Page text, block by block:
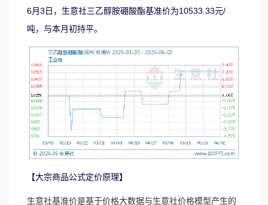
6月3日，生意社三乙醇胺硼酸酯基准价为10533.33元/
吨，与本月初持平。
【大宗商品公式定价原理】
生意社基准价是基于价格大数据与生意社价格模型产生的